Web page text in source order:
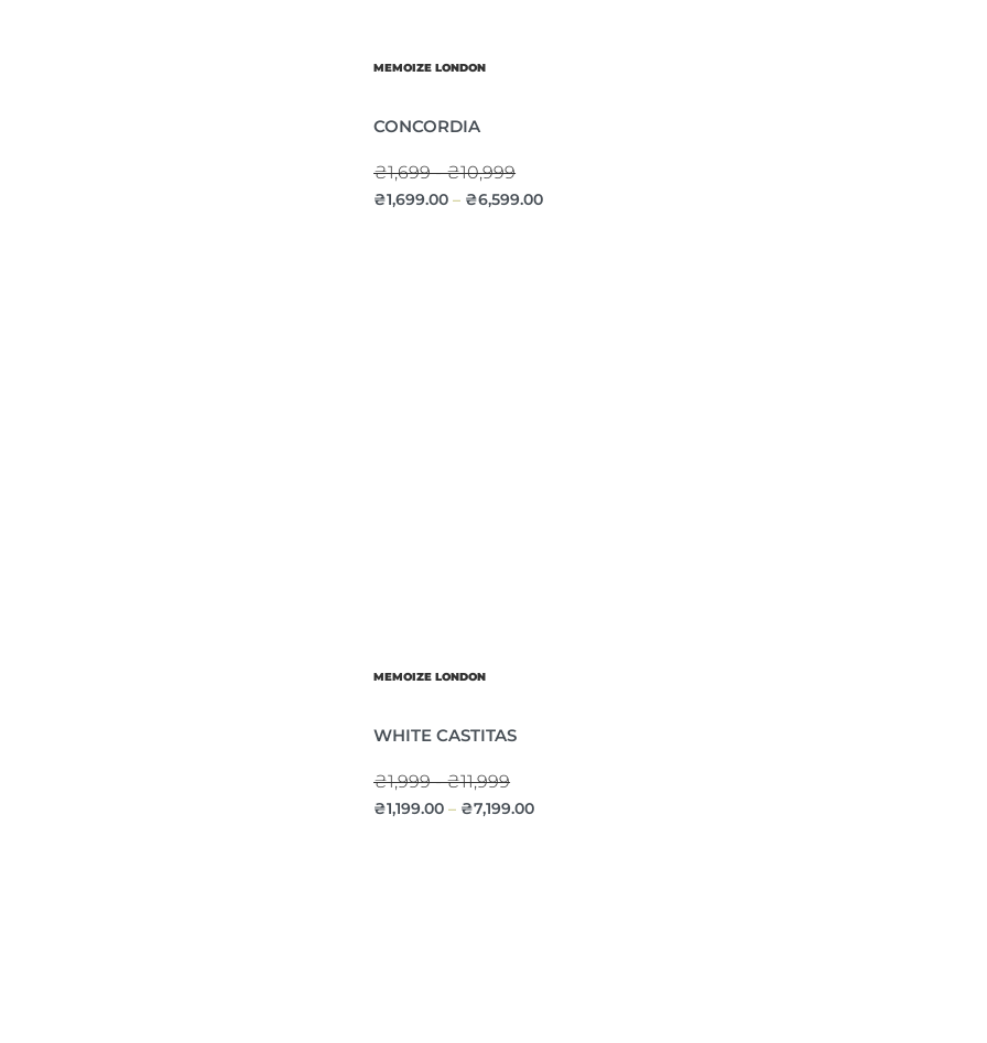
MEMOIZE LONDON
CONCORDIA
₴1,699 - ₴10,999
₴1,699.00 – ₴6,599.00
MEMOIZE LONDON
WHITE CASTITAS
₴1,999 - ₴11,999
₴1,199.00 – ₴7,199.00